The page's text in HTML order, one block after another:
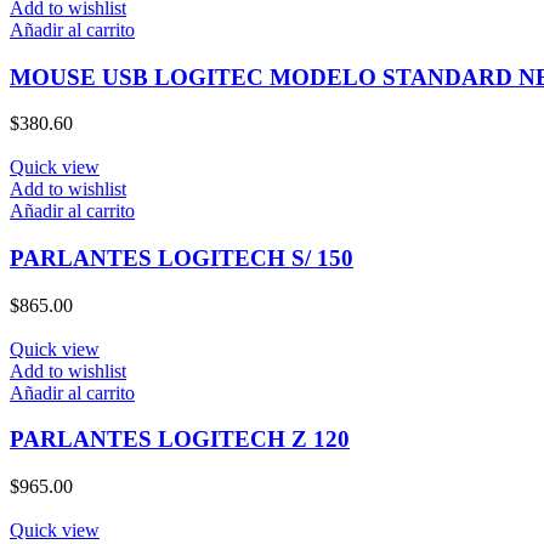
Add to wishlist
Añadir al carrito
MOUSE USB LOGITEC MODELO STANDARD
$380.60
Quick view
Add to wishlist
Añadir al carrito
PARLANTES LOGITECH S/ 150
$865.00
Quick view
Add to wishlist
Añadir al carrito
PARLANTES LOGITECH Z 120
$965.00
Quick view